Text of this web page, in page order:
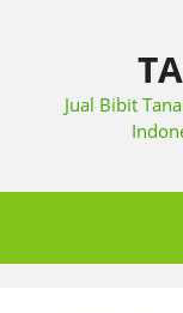
Jual Bibit